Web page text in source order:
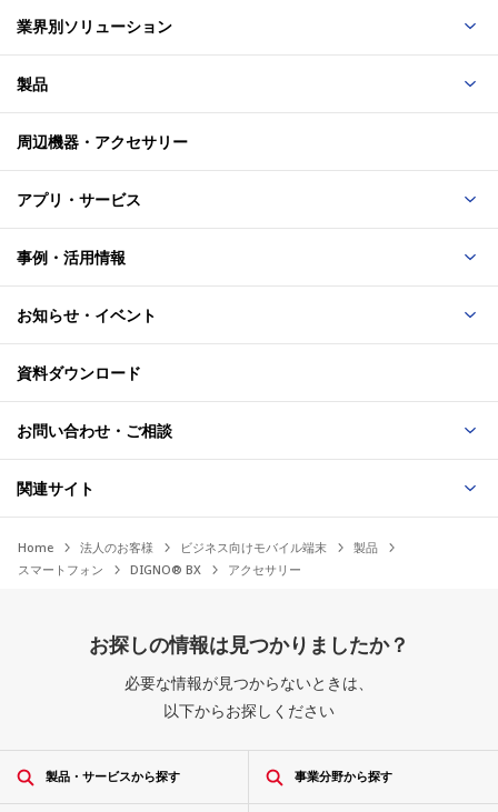
業界別ソリューション
製品
周辺機器・アクセサリー
アプリ・サービス
事例・活用情報
お知らせ・イベント
資料ダウンロード
お問い合わせ・ご相談
関連サイト
Home 法人のお客様 ビジネス向けモバイル端末
製品
スマートフォン
DIGNO® BX アクセサリー
お探しの情報は見つかりましたか？
必要な情報が見つからないときは、
以下からお探しください
製品・サービスから探す 事業分野から探す